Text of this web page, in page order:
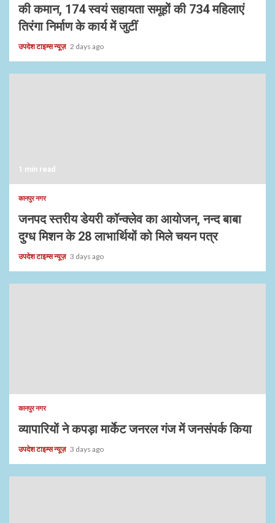
की कमान, 174 स्वयं सहायता समूहों की 734 महिलाएं
तिरंगा निर्माण के कार्य में जुटीं
उपदेश टाइम्स न्यूज़ 2 days ago
1 min read
कानपुर नगर
जनपद स्तरीय डेयरी कॉन्क्लेव का आयोजन, नन्द बाबा
दुग्ध मिशन के 28 लाभार्थियों को मिले चयन पत्र
उपदेश टाइम्स न्यूज़ 3 days ago
कानपुर नगर
व्यापारियों ने कपड़ा मार्केट जनरल गंज में जनसंपर्क किया
उपदेश टाइम्स न्यूज़ 3 days ago